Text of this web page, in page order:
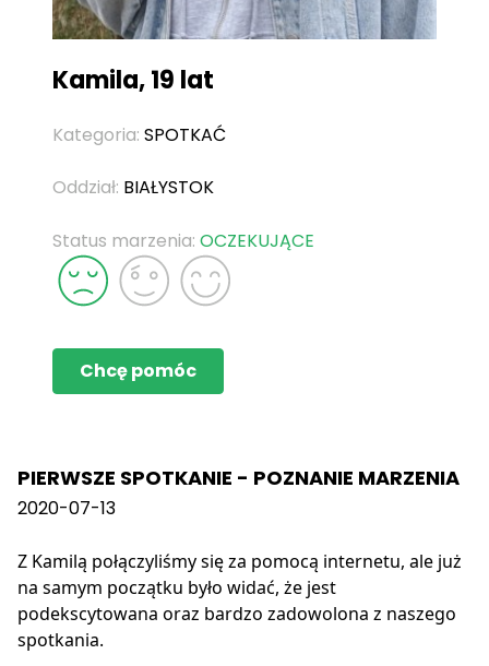
Kamila, 19 lat
Kategoria: SPOTKAĆ
Oddział: BIAŁYSTOK
Status marzenia: OCZEKUJĄCE
Chcę pomóc
PIERWSZE SPOTKANIE - POZNANIE MARZENIA
2020-07-13
Z Kamilą połączyliśmy się za pomocą internetu, ale już
na samym początku było widać, że jest
podekscytowana oraz bardzo zadowolona z naszego
spotkania.